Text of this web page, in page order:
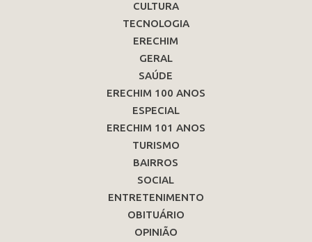
CULTURA
TECNOLOGIA
ERECHIM
GERAL
SAÚDE
ERECHIM 100 ANOS
ESPECIAL
ERECHIM 101 ANOS
TURISMO
BAIRROS
SOCIAL
ENTRETENIMENTO
OBITUÁRIO
OPINIÃO